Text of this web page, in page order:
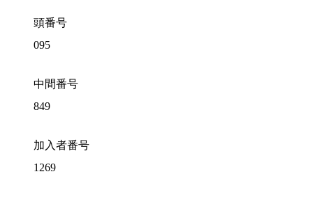
頭番号
095
中間番号
849
加入者番号
1269